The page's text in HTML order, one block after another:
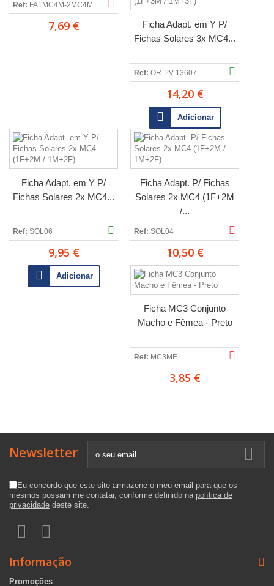
Ref: FA1MC4M-2MC4M
7,69 €
Ficha Adapt. em Y P/
Fichas Solares 3x MC4...
Ref: OR-PV-13607
14,20 €
Adicionar
Ficha Adapt. em Y P/
Fichas Solares 2x MC4...
Ref: SOL06
9,95 €
Adicionar
Ficha Adapt. P/ Fichas
Solares 2x MC4 (1F+2M
/...
Ref: SOL04
10,50 €
Ficha MC3 Conjunto
Macho e Fêmea - Preto
Ref: MC3MF
3,85 €
Newsletter
Eu concordo que este site armazene o meu email para que os
mesmos possam me contatar, conforme definido na política de
privacidade deste site.
Informação
Promoções